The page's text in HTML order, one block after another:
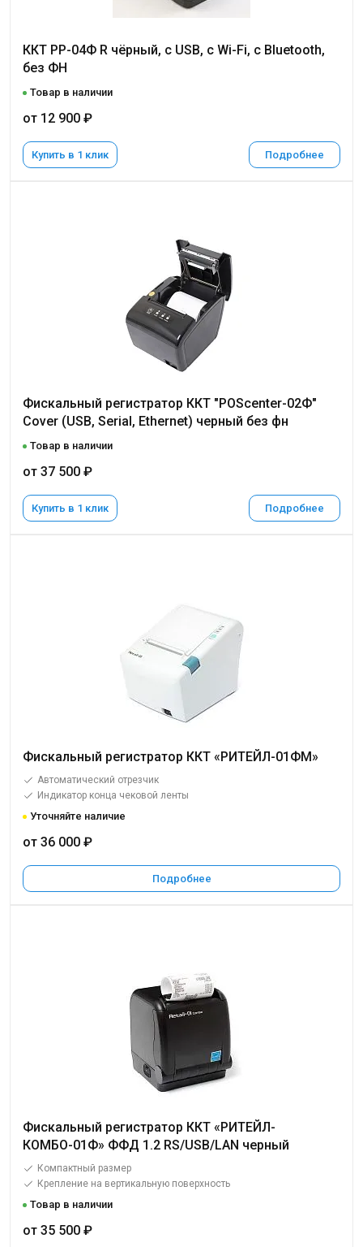
ККТ РР-04Ф R чёрный, с USB, c Wi-Fi, с Bluetooth,
без ФН
Товар в наличии
от 12 900 ₽
Купить в 1 клик Подробнее
Фискальный регистратор ККТ "POScenter-02Ф"
Cover (USB, Serial, Ethernet) черный без фн
Товар в наличии
от 37 500 ₽
Купить в 1 клик Подробнее
Фискальный регистратор ККТ «РИТЕЙЛ-01ФМ»
Автоматический отрезчик
Индикатор конца чековой ленты
Уточняйте наличие
от 36 000 ₽
Подробнее
Фискальный регистратор ККТ «РИТЕЙЛ-
КОМБО-01Ф» ФФД 1.2 RS/USB/LAN черный
Компактный размер
Крепление на вертикальную поверхность
Товар в наличии
от 35 500 ₽